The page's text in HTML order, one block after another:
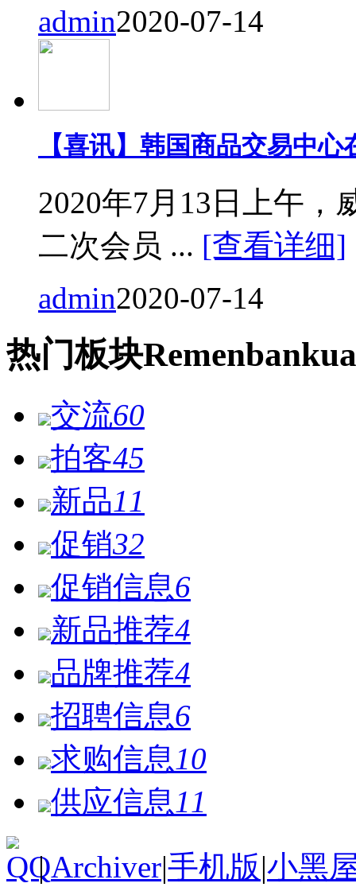
admin2020-07-14
【喜讯】韩国商品交易中
2020年7月13日上午，
二次会员 ... [查看详细]
admin2020-07-14
热门板块Remen
交流60
拍客45
新品11
促销32
促销信息6
新品推荐4
品牌推荐4
招聘信息6
求购信息 10
供应信息 11
| Archiver|手机版|小黑